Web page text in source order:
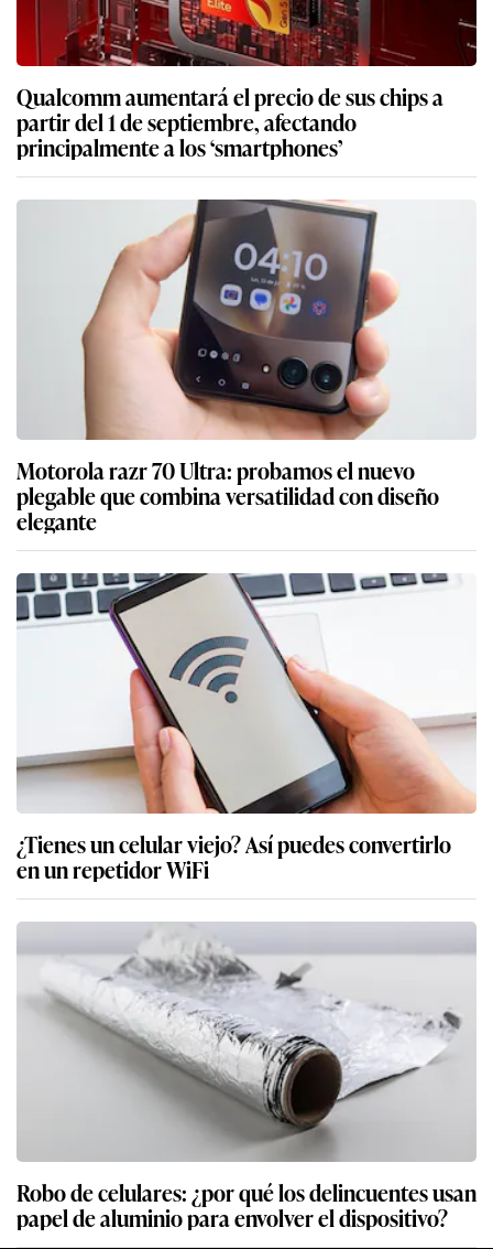
Qualcomm aumentará el precio de sus chips a
partir del 1 de septiembre, afectando
principalmente a los ‘smartphones’
Motorola razr 70 Ultra: probamos el nuevo
plegable que combina versatilidad con diseño
elegante
¿Tienes un celular viejo? Así puedes convertirlo
en un repetidor WiFi
Robo de celulares: ¿por qué los delincuentes usan
papel de aluminio para envolver el dispositivo?